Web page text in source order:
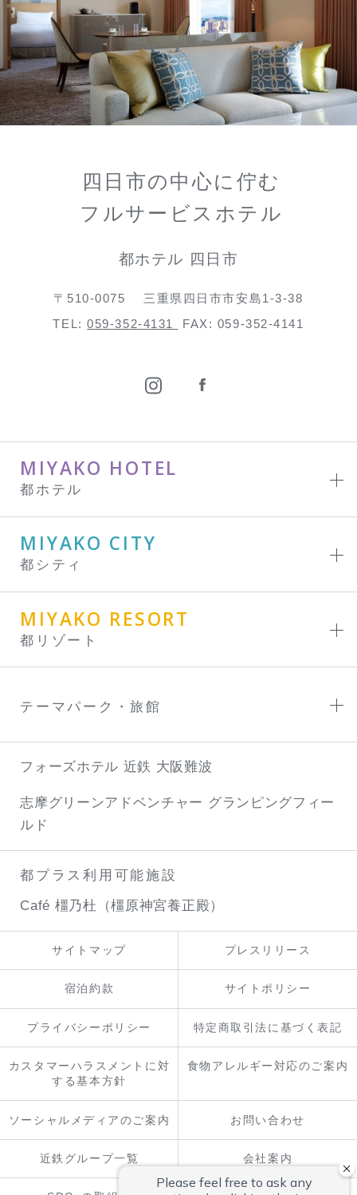
四日市の中心に佇む
フルサービスホテル
都ホテル 四日市
〒510-0075
三重県四日市市安島1-3-38
TEL:059-352-4131 FAX: 059-352-4141
MIYAKO HOTEL
都ホテル
MIYAKO CITY
都シティ
MIYAKO RESORT
都リゾート
テーマパーク・旅館
フォーズホテル 近鉄 大阪難波
志摩グリーンアドベンチャー グランピングフィー
ルド
都プラス利用可能施設
Café 橿乃杜（橿原神宮養正殿）
サイトマップ プレスリリース
宿泊約款 サイトポリシー
プライバシーポリシー 特定商取引法に基づく表記
カスタマーハラスメントに対
する基本方針
食物アレルギー対応のご案内
ソーシャルメディアのご案内 お問い合わせ
近鉄グループ一覧 会社案内